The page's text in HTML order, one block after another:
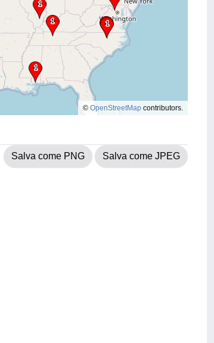
© OpenStreetMap contributors.
Salva come PNG Salva come JPEG